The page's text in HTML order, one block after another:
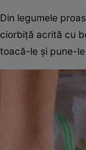
Din legumele
ciorbiță acrită cu
toacă-le și pune-